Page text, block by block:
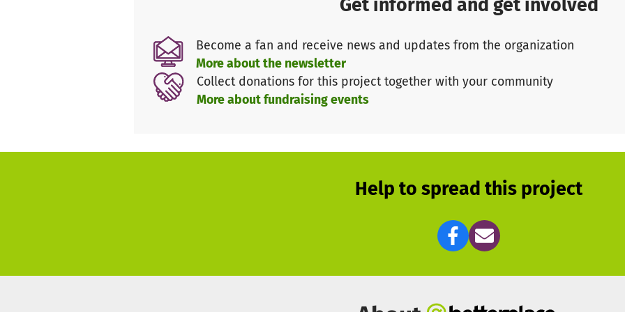
Projekte bedürfen Unterstützung und hierfür benötigen wir Ihre Hilfe!
Sie möchten sich gerne selbst überzeugen, so schauen Sie doch einfach mal in einer
kontaktieren Sie uns für weitere Informationen.
Weiter Informationen finden Sie auch auf unserer Homepage:
Get informed and get involved
Become a fan and receive news and updates from the organization
More about the newsletter
Collect donations for this project together with your community
More about fundraising events
Help to spread this project